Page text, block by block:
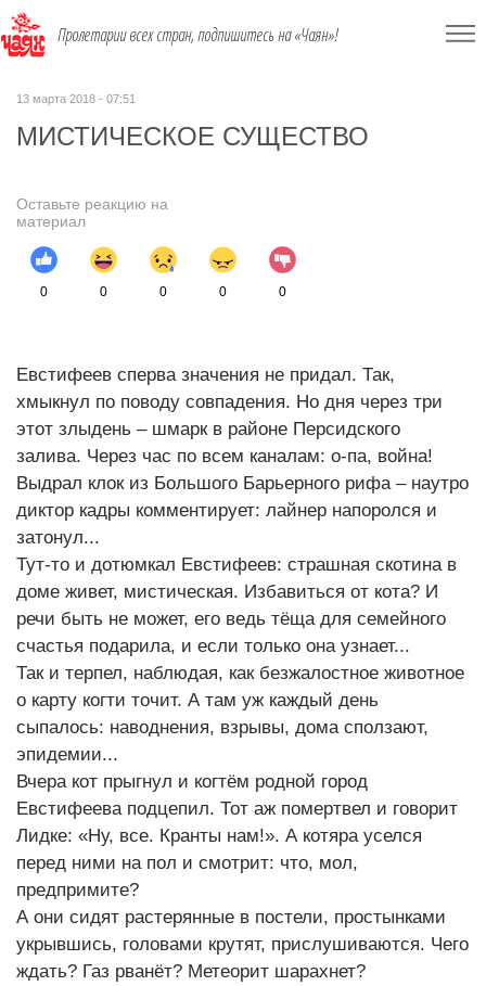
Пролетарии всех стран, подпишитесь на «Чаян»!
13 марта 2018 - 07:51
МИСТИЧЕСКОЕ СУЩЕСТВО
Оставьте реакцию на
материал
0 0 0 0 0
Евстифеев сперва значения не придал. Так,
хмыкнул по поводу совпадения. Но дня через три
этот злыдень – шмарк в районе Персидского
залива. Через час по всем каналам: о-па, война!
Выдрал клок из Большого Барьерного рифа – наутро
диктор кадры комментирует: лайнер напоролся и
затонул...
Тут-то и дотюмкал Евстифеев: страшная скотина в
доме живет, мистическая. Избавиться от кота? И
речи быть не может, его ведь тёща для семейного
счастья подарила, и если только она узнает...
Так и терпел, наблюдая, как безжалостное животное
о карту когти точит. А там уж каждый день
сыпалось: наводнения, взрывы, дома сползают,
эпидемии...
Вчера кот прыгнул и когтём родной город
Евстифеева подцепил. Тот аж помертвел и говорит
Лидке: «Ну, все. Кранты нам!». А котяра уселся
перед ними на пол и смотрит: что, мол,
предпримите?
А они сидят растерянные в постели, простынками
укрывшись, головами крутят, прислушиваются. Чего
ждать? Газ рванёт? Метеорит шарахнет?